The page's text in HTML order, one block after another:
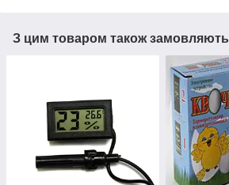
З цим товаром також замовляють